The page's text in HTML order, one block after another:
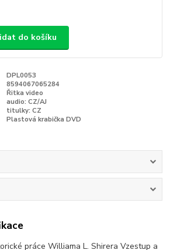
do košíku
DPL0053
8594067065284
Řitka video
audio: CZ/AJ
titulky: CZ
Plastová krabička DVD
práce Williama L. Shirera Vzestup a